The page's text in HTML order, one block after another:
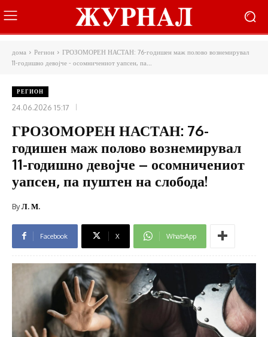
дома Регион
ГРОЗОМОРЕН НАСТАН: 76-годишен маж полово вознемирувал
11-годишно девојче - осомничениот уапсен, па...
РЕГИОН
24.06.2026 15:17
ГРОЗОМОРЕН НАСТАН: 76-
годишен маж полово вознемирувал
11-годишно девојче – осомничениот
уапсен, па пуштен на слобода!
ByЛ. М.
Facebook X WhatsApp